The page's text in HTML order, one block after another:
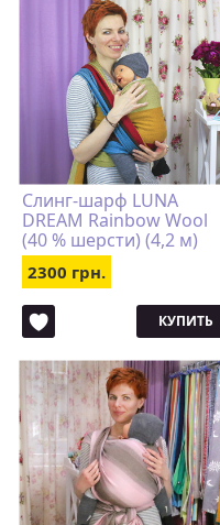
Слинг-шарф LUNA
DREAM Rainbow Wool
(40 % шерсти) (4,2 м)
2300 грн.
КУПИТЬ